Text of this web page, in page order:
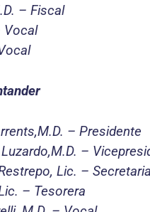
– Fiscal
Vocal
– Presidente
–
Lic. – Secretaria
– Tesorera